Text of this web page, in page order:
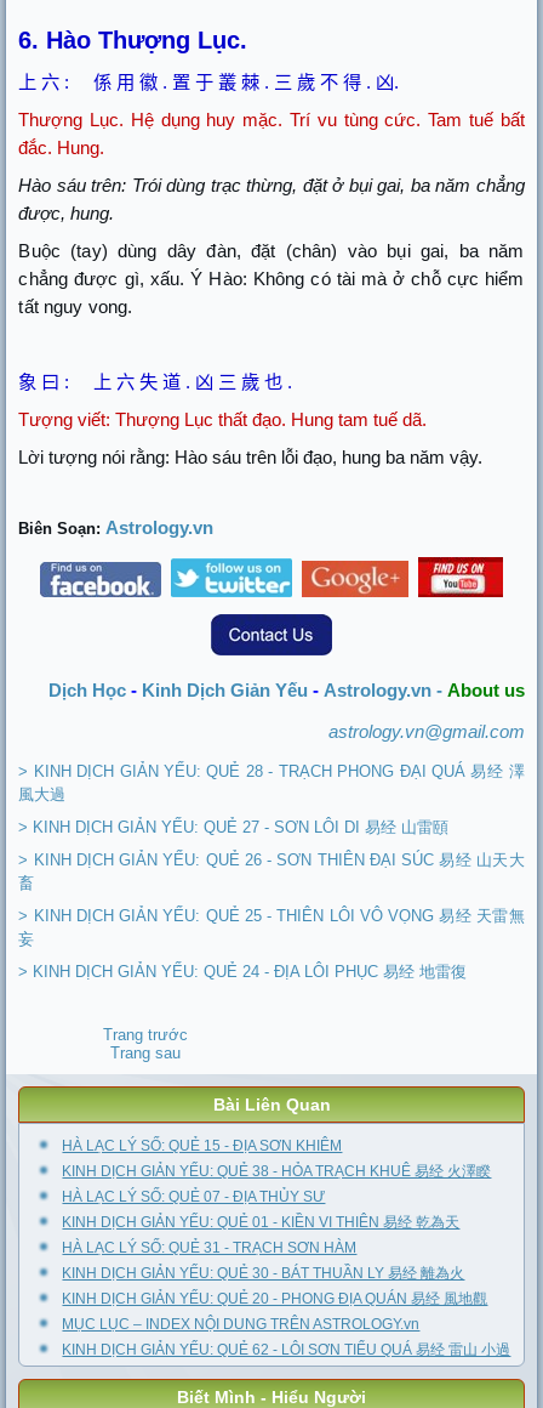
6. Hào Thượng Lục.
上 六 :係 用 徽 . 置 于 叢 棘 . 三 歲 不 得 . 凶.
Thượng Lục. Hệ dụng huy mặc. Trí vu tùng cức. Tam tuế bất
đắc. Hung.
Hào sáu trên: Trói dùng trạc thừng, đặt ở bụi gai, ba năm chẳng
được, hung.
Buộc (tay) dùng dây đàn, đặt (chân) vào bụi gai, ba năm
chẳng được gì, xấu. Ý Hào: Không có tài mà ở chỗ cực hiểm
tất nguy vong.
象 曰 : 上 六 失 道 . 凶 三 歲 也 .
Tượng viết:Thượng Lục thất đạo. Hung tam tuế dã.
Lời tượng nói rằng: Hào sáu trên lỗi đạo, hung ba năm vậy.
Biên Soạn: Astrology.vn
Dịch Học- Kinh Dịch Giản Yếu - Astrology.vn - About us
astrology.vn@gmail.com
> KINH DỊCH GIẢN YẾU: QUẺ 28 - TRẠCH PHONG ĐẠI QUÁ 易经 澤
風大過
> KINH DỊCH GIẢN YẾU: QUẺ 27 - SƠN LÔI DI 易经 山雷頤
> KINH DỊCH GIẢN YẾU: QUẺ 26 - SƠN THIÊN ĐẠI SÚC 易经 山天大
畜
> KINH DỊCH GIẢN YẾU: QUẺ 25 - THIÊN LÔI VÔ VỌNG 易经 天雷無
妄
> KINH DỊCH GIẢN YẾU: QUẺ 24 - ĐỊA LÔI PHỤC 易经 地雷復
Trang trước
Trang sau
Bài Liên Quan
HÀ LẠC LÝ SỐ: QUẺ 15 - ĐỊA SƠN KHIÊM
KINH DỊCH GIẢN YẾU: QUẺ 38 - HỎA TRẠCH KHUÊ 易经 火澤睽
HÀ LẠC LÝ SỐ: QUẺ 07 - ĐỊA THỦY SƯ
KINH DỊCH GIẢN YẾU: QUẺ 01 - KIỀN VI THIÊN 易经 乾為天
HÀ LẠC LÝ SỐ: QUẺ 31 - TRẠCH SƠN HÀM
KINH DỊCH GIẢN YẾU: QUẺ 30 - BÁT THUẦN LY 易经 離為火
KINH DỊCH GIẢN YẾU: QUẺ 20 - PHONG ĐỊA QUÁN 易经 風地觀
MỤC LỤC – INDEX NỘI DUNG TRÊN ASTROLOGY.vn
KINH DỊCH GIẢN YẾU: QUẺ 62 - LÔI SƠN TIỂU QUÁ 易经 雷山 小過
Biết Mình - Hiểu Người